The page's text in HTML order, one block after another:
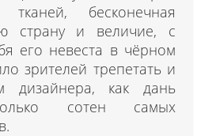
тканей, бесконечная
страну и величие, с
его невеста в чёрном
зрителей трепетать и
дизайнера, как дань
сотен самых